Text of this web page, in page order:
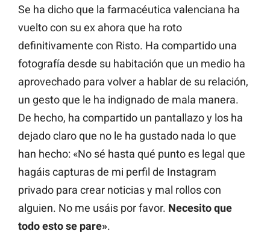
Se ha dicho que la farmacéutica valenciana ha
vuelto con su ex ahora que ha roto
definitivamente con Risto. Ha compartido una
fotografía desde su habitación que un medio ha
aprovechado para volver a hablar de su relación,
un gesto que le ha indignado de mala manera.
De hecho, ha compartido un pantallazo y los ha
dejado claro que no le ha gustado nada lo que
han hecho: «No sé hasta qué punto es legal que
hagáis capturas de mi perfil de Instagram
privado para crear noticias y mal rollos con
alguien. No me usáis por favor. Necesito que
todo esto se pare».